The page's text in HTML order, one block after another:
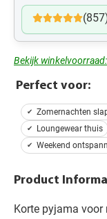
Bekijk winkelvoorraad:
Perfect voor:
Zomernachten
Loungewear thuis
Weekend
Product
Korte pyjama voor